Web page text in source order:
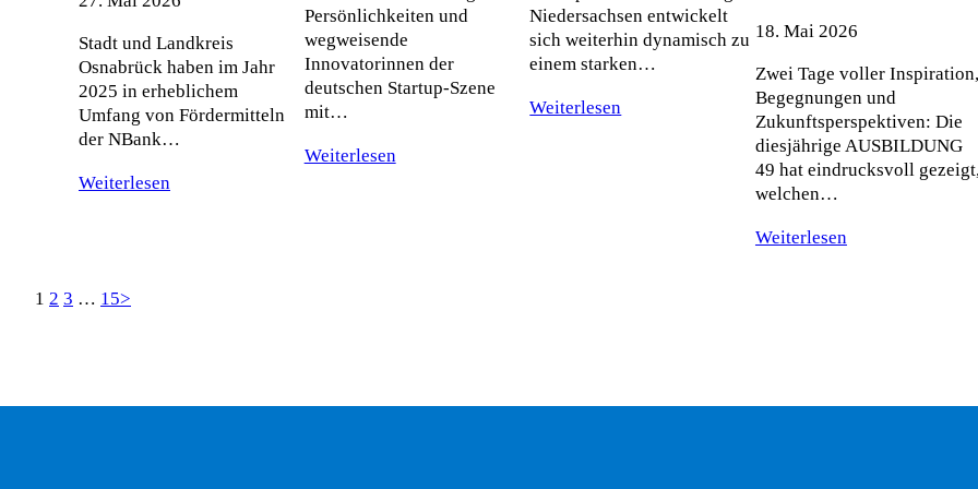
Stadt und Landkreis
Osnabrück haben im Jahr
2025 in erheblichem
Umfang von Fördermitteln
der NBank…
Weiterlesen
Persönlichkeiten und
wegweisende
Innovatorinnen der
deutschen Startup-Szene
mit…
Weiterlesen
Niedersachsen entwickelt
sich weiterhin dynamisch zu
einem starken…
Weiterlesen
18. Mai 2026
Zwei Tage voller Inspiration,
Begegnungen und
Zukunftsperspektiven: Die
diesjährige AUSBILDUNG
49 hat eindrucksvoll
welchen…
Weiterlesen
1 2 3 … 15>